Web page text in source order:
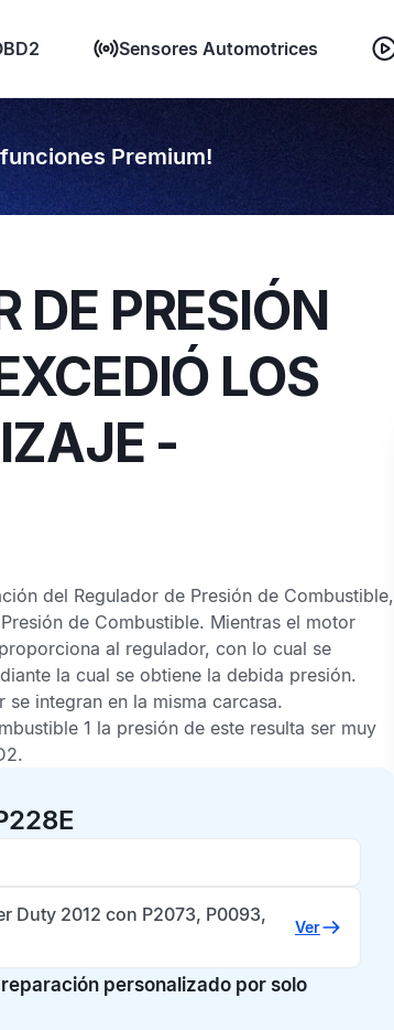
Sensores Automotrices
Premium!
DE PRESIÓN
LOS
-
del Regulador de Presión de Combustible,
de Combustible. Mientras el motor
al regulador, con lo cual se
la cual se obtiene la debida presión.
integran en la misma carcasa.
1 la presión de este resulta ser muy
.
Duty 2012 con P2073, P0093,
Ver
personalizado por solo